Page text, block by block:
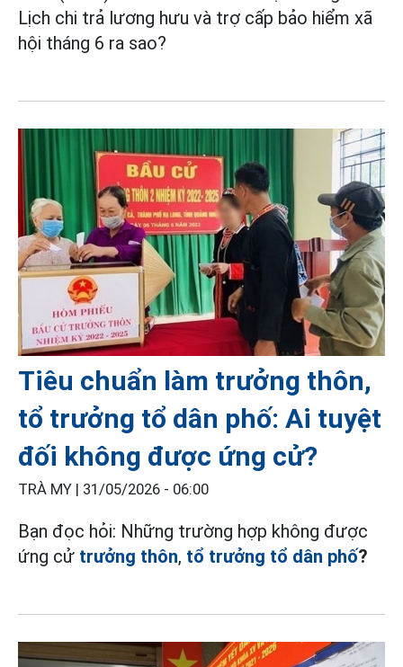
Lịch chi trả lương hưu và trợ cấp bảo hiểm xã
hội tháng 6 ra sao?
Tiêu chuẩn làm trưởng thôn,
tổ trưởng tổ dân phố: Ai tuyệt
đối không được ứng cử?
TRÀ MY | 31/05/2026 - 06:00
Bạn đọc hỏi: Những trường hợp không được
ứng cử trưởng thôn, tổ trưởng tổ dân phố?